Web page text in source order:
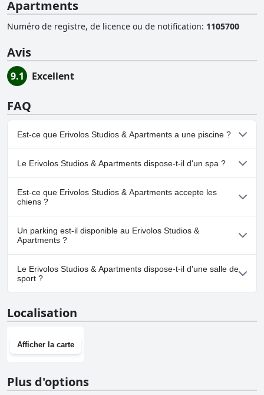
Apartments
Numéro de registre, de licence ou de notification: 1105700
Avis
9.1 Excellent
FAQ
Est-ce que Erivolos Studios & Apartments a une piscine ?
Oui, Erivolos Studios & Apartments dispose de piscine(s)
appartenant à une ou plusieurs des catégories suivantes : Piscine
Vue Panoramique, Piscine Extérieure.
Le Erivolos Studios & Apartments dispose-t-il d'un spa ?
Non, il n'y a pas de spa à Erivolos Studios & Apartments.
Est-ce que Erivolos Studios & Apartments accepte les
chiens ?
Non, Erivolos Studios & Apartments n'accepte pas les chiens.
Un parking est-il disponible au Erivolos Studios &
Apartments ?
Oui, un parking est disponible à Erivolos Studios & Apartments.
Le Erivolos Studios & Apartments dispose-t-il d'une salle de
sport ?
Localisation
Afficher la carte
Plus d'options